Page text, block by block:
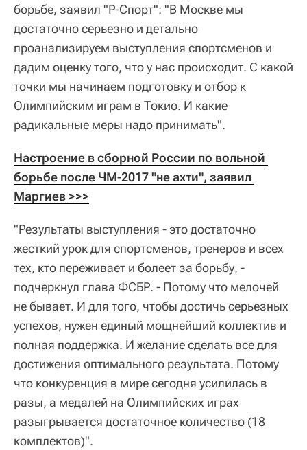
борьбе, заявил "Р-Спорт": "В Москве мы
достаточно серьезно и детально
проанализируем выступления спортсменов и
дадим оценку того, что у нас происходит. С какой
точки мы начинаем подготовку и отбор к
Олимпийским играм в Токио. И какие
радикальные меры надо принимать".
Настроение в сборной России по вольной
борьбе после ЧМ-2017 "не ахти", заявил
Маргиев >>>
"Результаты выступления - это достаточно
жесткий урок для спортсменов, тренеров и всех
тех, кто переживает и болеет за борьбу, -
подчеркнул глава ФСБР. - Потому что мелочей
не бывает. И для того, чтобы достичь серьезных
успехов, нужен единый мощнейший коллектив и
полная поддержка. И желание сделать все для
достижения оптимального результата. Потому
что конкуренция в мире сегодня усилилась в
разы, а медалей на Олимпийских играх
разыгрывается достаточное количество (18
комплектов)".